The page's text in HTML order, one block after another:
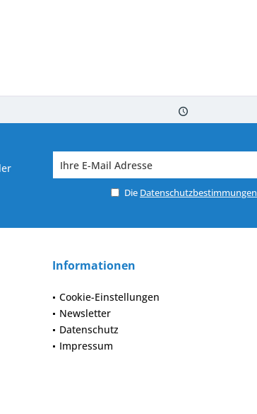
Die Datenschutzbestimmungen
Informationen
Cookie-Einstellungen
Newsletter
Datenschutz
Impressum